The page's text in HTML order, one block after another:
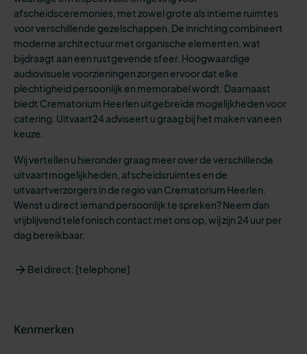
afscheidsceremonies, met zowel grote als intieme ruimtes
voor verschillende gezelschappen. De inrichting combineert
moderne architectuur met organische elementen, wat
bijdraagt aan een rustgevende sfeer. Hoogwaardige
audiovisuele voorzieningen zorgen ervoor dat elke
plechtigheid persoonlijk en memorabel wordt. Daarnaast
biedt Crematorium Heerlen uitgebreide mogelijkheden voor
catering. Uitvaart24 adviseert u graag bij het maken van een
keuze.
Wij vertellen u hieronder graag meer over de verschillende
uitvaartmogelijkheden, afscheidsruimtes en de
uitvaartverzorgers in de regio van Crematorium Heerlen.
Wenst u direct iemand persoonlijk te spreken? Neem dan
vrijblijvend telefonisch contact met ons op, wij zijn 24 uur per
dag bereikbaar.
Bel direct: [telephone]
Kenmerken